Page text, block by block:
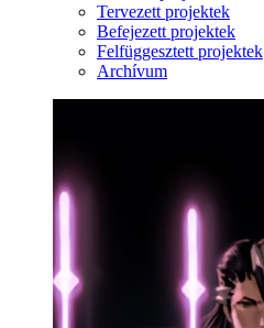
Tervezett projektek
Befejezett projektek
Felfüggesztett projektek
Archívum